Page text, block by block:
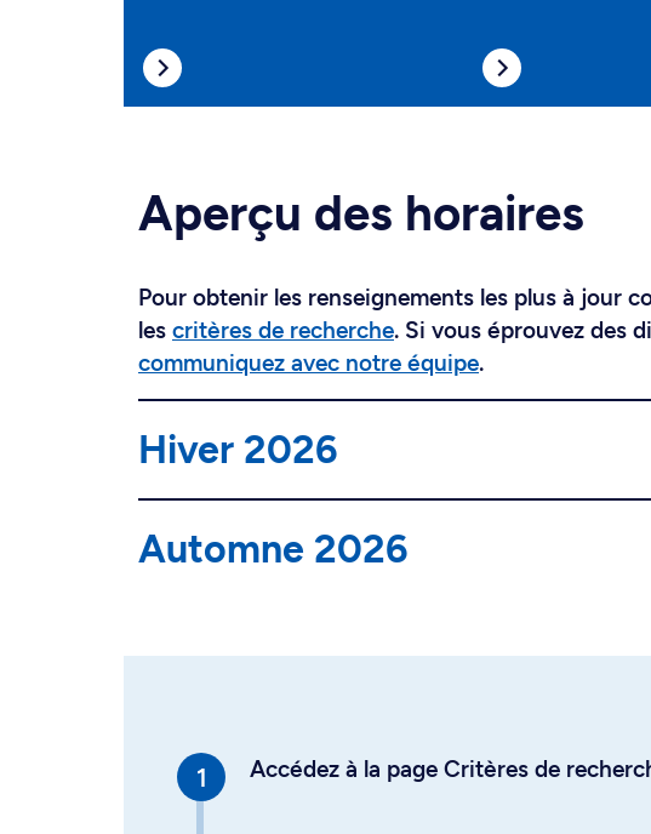
Aperçu des horaires
Pour obtenir les renseignements les plus à jour
les critères de recherche. Si vous éprouvez des
communiquez avec notre équipe.
Hiver 2026
Automne 2026
Accédez à la page Critères de